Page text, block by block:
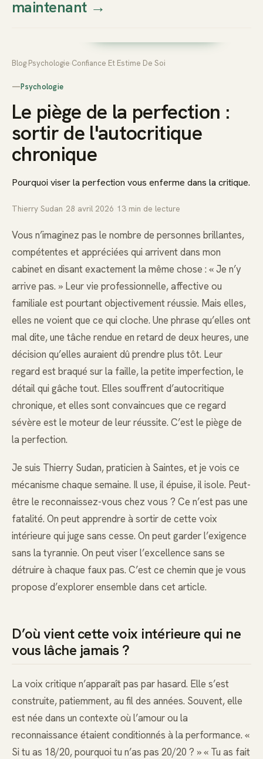
Thierry
Prendre rendez-vous dès
maintenant→
Blog Psychologie Confiance Et Estime De Soi
—Psychologie
Le piège de la perfection :
sortir de l'autocritique
chronique
Pourquoi viser la perfection vous enferme dans la critique.
Thierry Sudan 28 avril 2026 13 min de lecture
Vous n’imaginez pas le nombre de personnes brillantes,
compétentes et appréciées qui arrivent dans mon
cabinet en disant exactement la même chose : « Je n’y
arrive pas. » Leur vie professionnelle, affective ou
familiale est pourtant objectivement réussie. Mais elles,
elles ne voient que ce qui cloche. Une phrase qu’elles ont
mal dite, une tâche rendue en retard de deux heures, une
décision qu’elles auraient dû prendre plus tôt. Leur
regard est braqué sur la faille, la petite imperfection, le
détail qui gâche tout. Elles souffrent d’autocritique
chronique, et elles sont convaincues que ce regard
sévère est le moteur de leur réussite. C’est le piège de
la perfection.
Je suis Thierry Sudan, praticien à Saintes, et je vois ce
mécanisme chaque semaine. Il use, il épuise, il isole. Peut-
être le reconnaissez-vous chez vous ? Ce n’est pas une
fatalité. On peut apprendre à sortir de cette voix
intérieure qui juge sans cesse. On peut garder l’exigence
sans la tyrannie. On peut viser l’excellence sans se
détruire à chaque faux pas. C’est ce chemin que je vous
propose d’explorer ensemble dans cet article.
D’où vient cette voix intérieure qui ne
vous lâche jamais ?
La voix critique n’apparaît pas par hasard. Elle s’est
construite, patiemment, au fil des années. Souvent, elle
est née dans un contexte où l’amour ou la
reconnaissance étaient conditionnés à la performance. «
Si tu as 18/20, pourquoi tu n’as pas 20/20 ? » « Tu as fait